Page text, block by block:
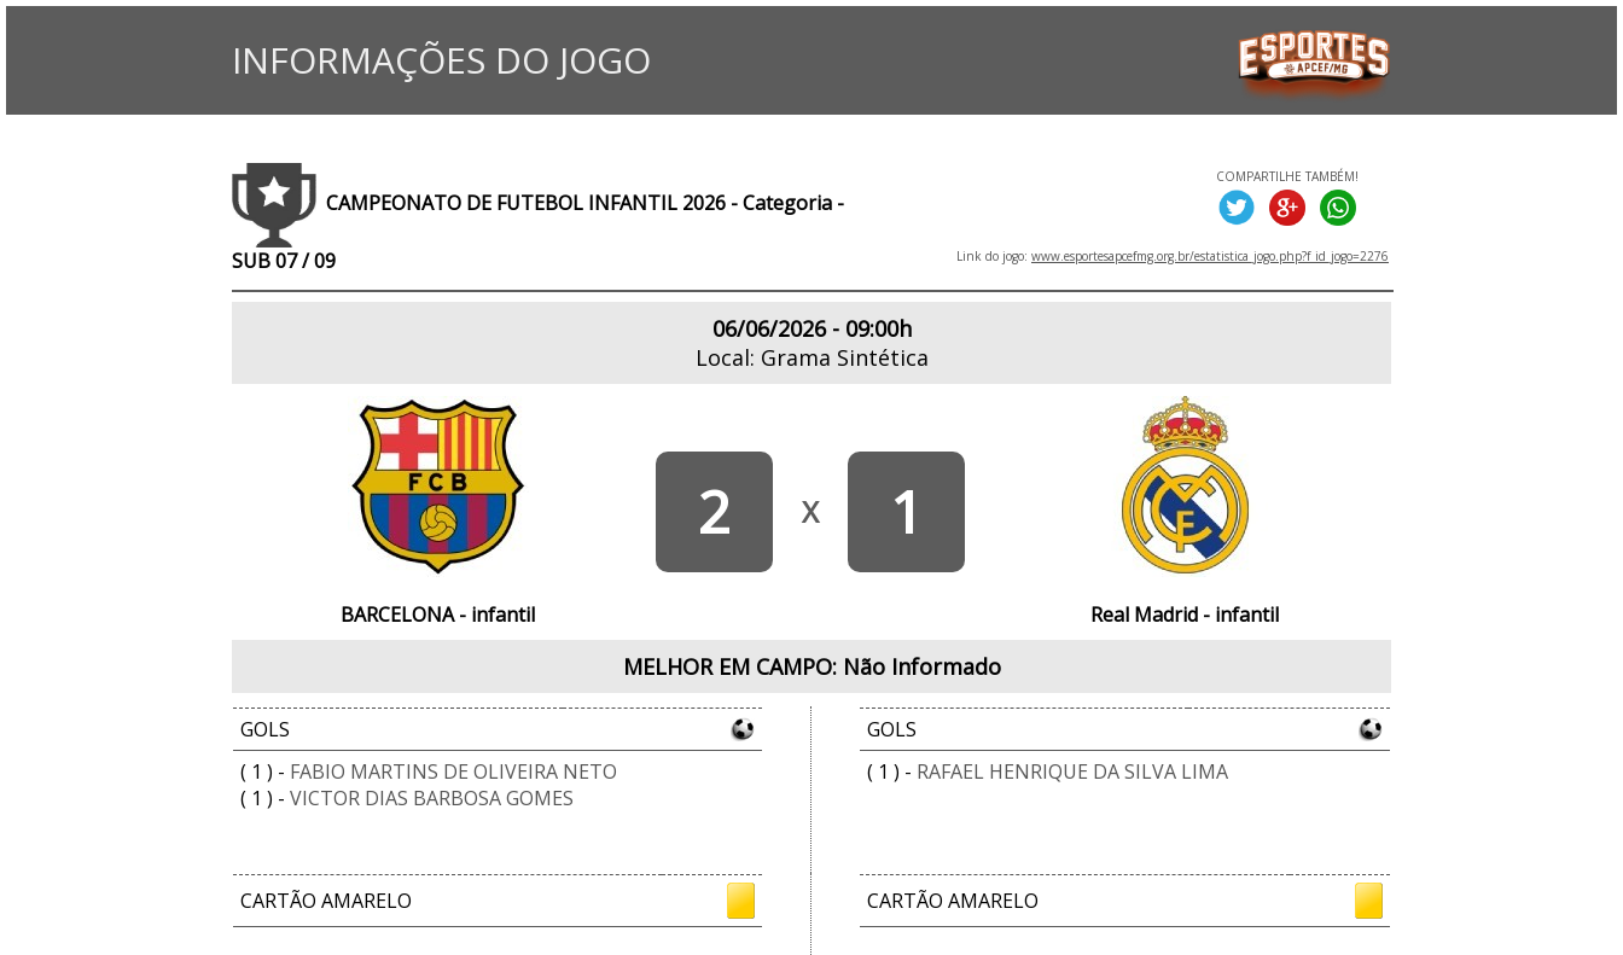
INFORMAÇÕES DO JOGO
CAMPEONATO DE FUTEBOL INFANTIL 2026 - Categoria -
SUB 07 / 09
COMPARTILHE TAMBÉM!
Link do jogo: www.esportesapcefmg.org.br/estatistica_jogo.php?f_id_jogo=2276
06/06/2026 - 09:00h
Local: Grama Sintética
BARCELONA - infantil
2 X 1
Real Madrid - infantil
MELHOR EM CAMPO: Não Informado
GOLS
( 1 ) - FABIO MARTINS DE OLIVEIRA NETO
( 1 ) - VICTOR DIAS BARBOSA GOMES
GOLS
( 1 ) - RAFAEL HENRIQUE DA SILVA LIMA
CARTÃO AMARELO CARTÃO AMARELO